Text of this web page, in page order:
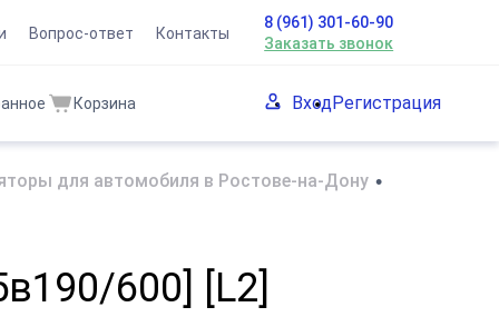
Вопрос-ответ Контакты
8 (961) 301-60-90
Заказать звонок
Корзина ВходРегистрация
для автомобиля в Ростове-на-Дону •
600] [L2]